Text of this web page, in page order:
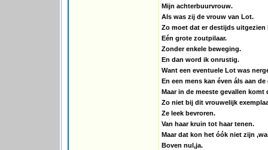
Mijn achterbuurvrouw.
Als was zij de vrouw van Lot.
Zo moet dat er destijds uitgezien
Eén grote zoutpilaar.
Zonder enkele beweging.
En dan word ik onrustig.
Want een eventuele Lot was
En een mens kan éven áls aan
Maar in de meeste gevallen komt
Zo niet bij dit vrouwelijk
Ze leek bevroren.
Van haar kruin tot haar tenen.
Maar dat kon het óók niet zijn
Boven nul,ja.